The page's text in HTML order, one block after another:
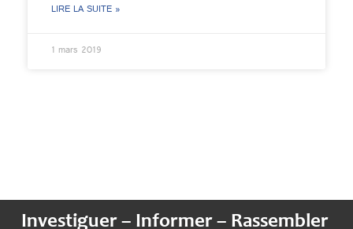
LIRE LA SUITE »
1 mars 2019
Investiguer – Informer – Rassembler